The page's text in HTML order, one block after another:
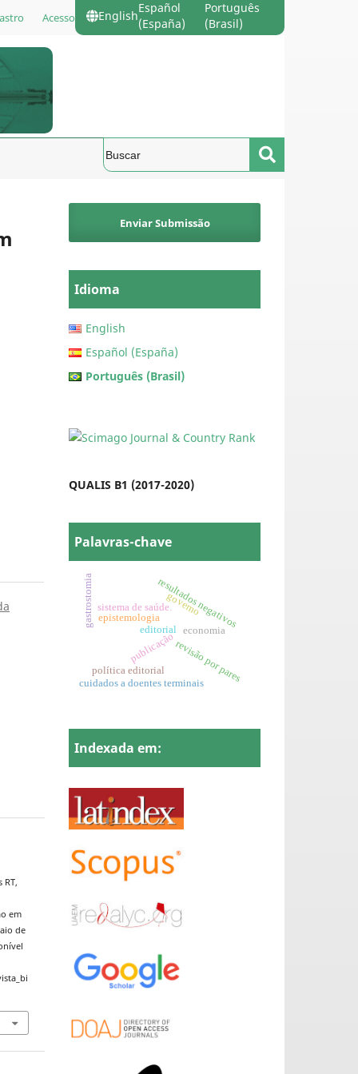
Acesso English
Español
(España)
Português
(Brasil)
RT,
em
de
Enviar Submissão
Idioma
English
Español (España)
Português (Brasil)
QUALIS B1 (2017-2020)
Palavras-chave
editorial
publicação
economia
governo
epistemologia
revisão por pares
resultados negativos
política editorial
gastrostomia
cuidados a doentes terminais
sistema de saúde.
Indexada em: